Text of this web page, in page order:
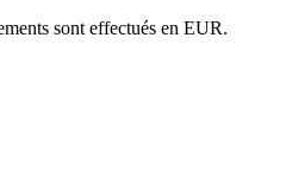
sont effectués en EUR.